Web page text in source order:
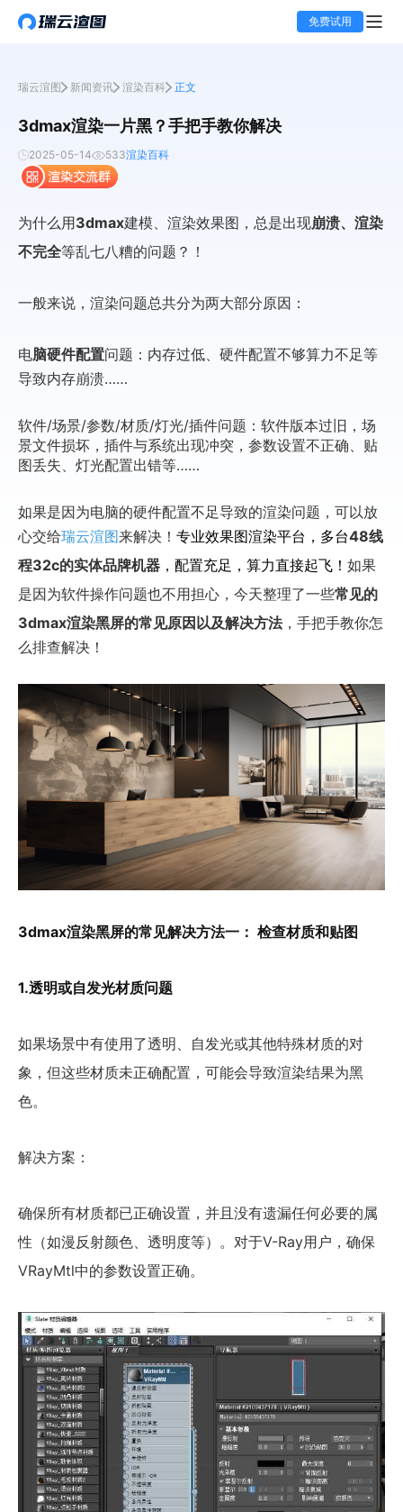
免费试用
瑞云渲图 新闻资讯 渲染百科 正文
3dmax渲染一片黑？手把手教你解决
2025-05-14 533渲染百科
为什么用3dmax建模、渲染效果图，总是出现崩溃、渲染
不完全等乱七八糟的问题？！
一般来说，渲染问题总共分为两大部分原因：
电脑硬件配置问题：内存过低、硬件配置不够算力不足等
导致内存崩溃……
软件/场景/参数/材质/灯光/插件问题：软件版本过旧，场
景文件损坏，插件与系统出现冲突，参数设置不正确、贴
图丢失、灯光配置出错等……
如果是因为电脑的硬件配置不足导致的渲染问题，可以放
心交给瑞云渲图来解决！ 专业效果图渲染平台，多台48线
程32c的实体品牌机器 ，配置充足，算力直接起飞！ 如果
是因为软件操作问题也不用担心，今天整理了一些常见的
3dmax渲染黑屏的常见原因以及解决方法，手把手教你怎
么排查解决！
3dmax渲染黑屏的常见解决方法一： 检查材质和贴图
1.透明或自发光材质问题
如果场景中有使用了透明、自发光或其他特殊材质的对
象，但这些材质未正确配置，可能会导致渲染结果为黑
色。
解决方案：
确保所有材质都已正确设置，并且没有遗漏任何必要的属
性（如漫反射颜色、透明度等）。对于V-Ray用户，确保
VRayMtl中的参数设置正确。